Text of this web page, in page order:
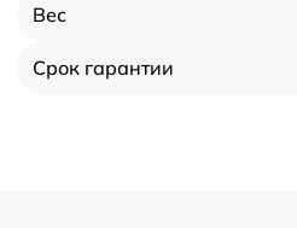
Вес
Срок гарантии